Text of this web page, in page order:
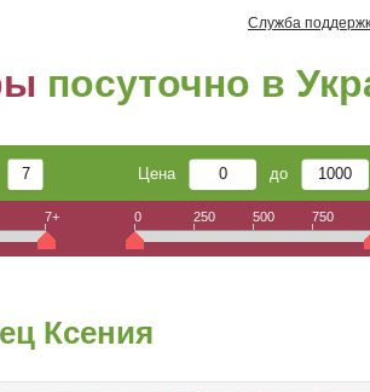
Служба
посуточно в
Цена до
7+ 0 250 500 750
Ксения